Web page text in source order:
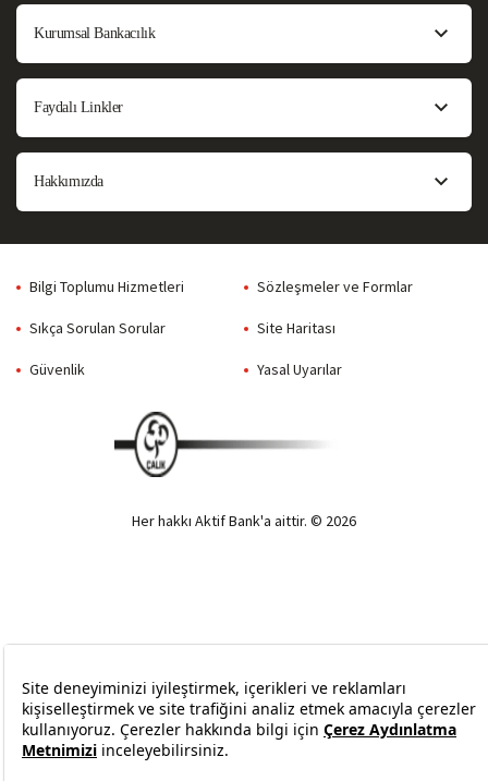
Kurumsal Bankacılık
Faydalı Linkler
Hakkımızda
Bilgi Toplumu Hizmetleri Sözleşmeler ve Formlar
Sıkça Sorulan Sorular Site Haritası
Güvenlik Yasal Uyarılar
Her hakkı Aktif Bank'a aittir. © 2026